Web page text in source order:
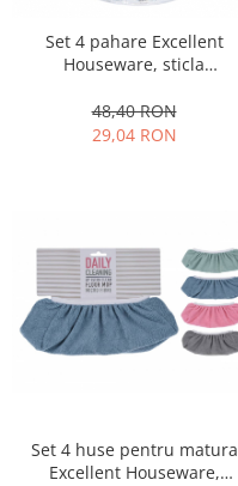
Set 4 pahare Excellent
Houseware, sticla
ml, transparent
48,40 RON
29,04 RON
Set 4 huse pentru matura
Excellent Houseware,